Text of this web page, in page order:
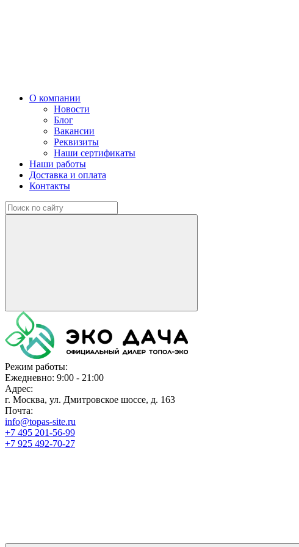
О компании
Новости
Блог
Вакансии
Реквизиты
Наши сертификаты
Наши работы
Доставка и оплата
Контакты
Режим работы:
Ежедневно: 9:00 - 21:00
Адрес:
г. Москва, ул. Дмитровское шоссе, д. 163
Почта:
info@topas-site.ru
+7 495 201-56-99
+7 925 492-70-27